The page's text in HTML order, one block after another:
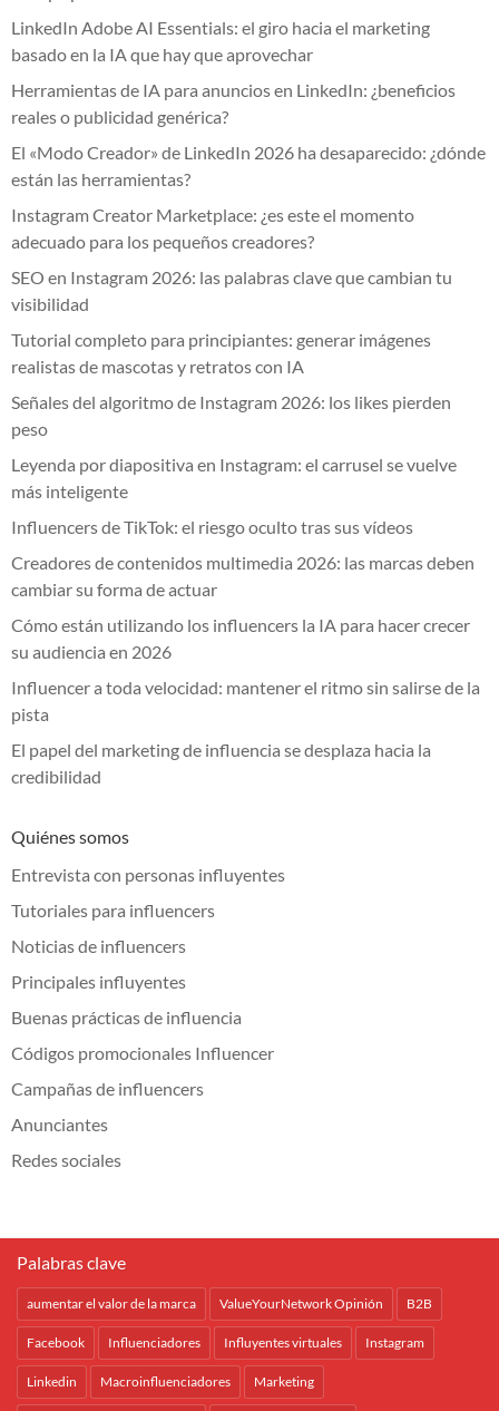
LinkedIn Adobe AI Essentials: el giro hacia el marketing
basado en la IA que hay que aprovechar
Herramientas de IA para anuncios en LinkedIn: ¿beneficios
reales o publicidad genérica?
El «Modo Creador» de LinkedIn 2026 ha desaparecido: ¿dónde
están las herramientas?
Instagram Creator Marketplace: ¿es este el momento
adecuado para los pequeños creadores?
SEO en Instagram 2026: las palabras clave que cambian tu
visibilidad
Tutorial completo para principiantes: generar imágenes
realistas de mascotas y retratos con IA
Señales del algoritmo de Instagram 2026: los likes pierden
peso
Leyenda por diapositiva en Instagram: el carrusel se vuelve
más inteligente
Influencers de TikTok: el riesgo oculto tras sus vídeos
Creadores de contenidos multimedia 2026: las marcas deben
cambiar su forma de actuar
Cómo están utilizando los influencers la IA para hacer crecer
su audiencia en 2026
Influencer a toda velocidad: mantener el ritmo sin salirse de la
pista
El papel del marketing de influencia se desplaza hacia la
credibilidad
Quiénes somos
Entrevista con personas influyentes
Tutoriales para influencers
Noticias de influencers
Principales influyentes
Buenas prácticas de influencia
Códigos promocionales Influencer
Campañas de influencers
Anunciantes
Redes sociales
Palabras clave
aumentar el valor de la marca ValueYourNetwork Opinión B2B
Facebook Influenciadores Influyentes virtuales Instagram
Linkedin Macroinfluenciadores Marketing